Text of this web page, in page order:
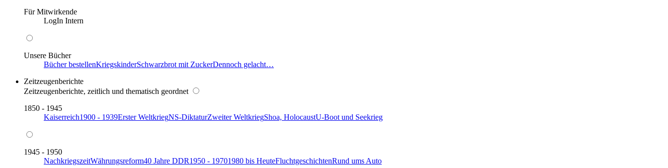
Für Mitwirkende
LogIn Intern
Unsere Bücher
Bücher bestellenKriegskinderSchwarzbrot mit ZuckerDennoch gelacht…
Zeitzeugenberichte
Zeitzeugenberichte, zeitlich und thematisch geordnet
1850 - 1945
Kaiserreich1900 - 1939Erster WeltkriegNS-DiktaturZweiter WeltkriegShoa, HolocaustU-Boot und Seekrieg
1945 - 1950
NachkriegszeitWährungsreform40 Jahre DDR1950 - 19701980 bis HeuteFluchtgeschichtenRund ums Auto